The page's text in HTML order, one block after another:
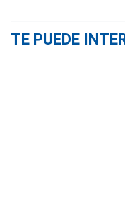
TE PUEDE